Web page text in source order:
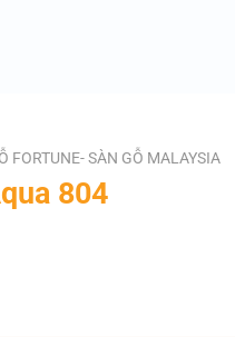
FORTUNE- SÀN GỖ MALAYSIA
804